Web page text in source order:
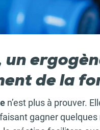
un
de la
n’est plus à prouver.
gagner